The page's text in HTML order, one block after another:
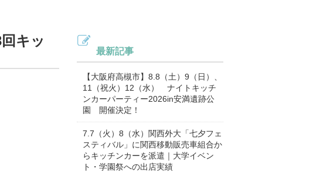
キッ
最新記事
【大阪府高槻市】8.8（土）9（日）、
11（祝火）12（水） ナイトキッチ
ンカーパーティー2026in安満遺跡公
園 開催決定！
7.7（火）8（水）関西外大「七夕フェ
スティバル」に関西移動販売車組合か
らキッチンカーを派遣｜大学イベン
ト・学園祭への出店実績